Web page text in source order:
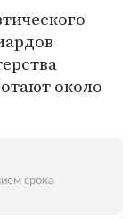
около
срока